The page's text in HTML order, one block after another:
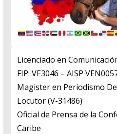
Licenciado en
FIP: VE3046 – AISP
​Magister en Periodismo
​Locutor (V-31486)
​Oficial de Prensa de la
Caribe